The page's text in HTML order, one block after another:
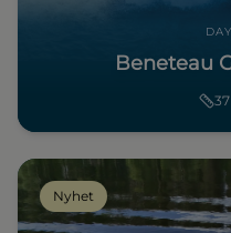
Beneteau
37
Nyhet